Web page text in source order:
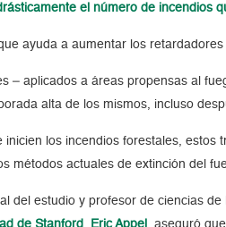
el número de incendios
ayuda a aumentar los
– aplicados a áreas propensas al
alta de los mismos, incluso
inicien los incendios forestales, estos
métodos actuales de extinción del
del estudio y profesor de ciencias
de Stanford
Eric Appel
, aseguró